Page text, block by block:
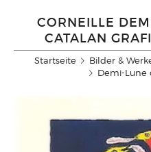
CORNEILLE
CATALAN
Startseite Bilder &
Demi-Lune